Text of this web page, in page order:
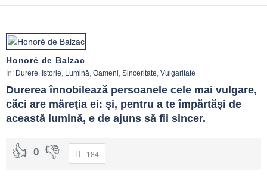
Honoré de Balzac
In: Durere Istorie Lumină Oameni Sinceritate Vulgaritate
Durerea înnobilează persoanele cele mai vulgare,
căci are măreţia ei: şi, pentru a te împărtăşi de
această lumină, e de ajuns să fii sincer.
0 184